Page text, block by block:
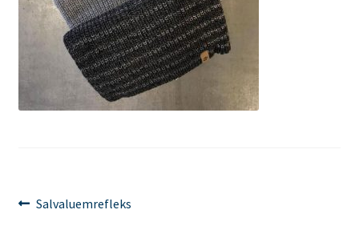
Innleggsnavigasjon
Forrige
Salvaluemrefleks